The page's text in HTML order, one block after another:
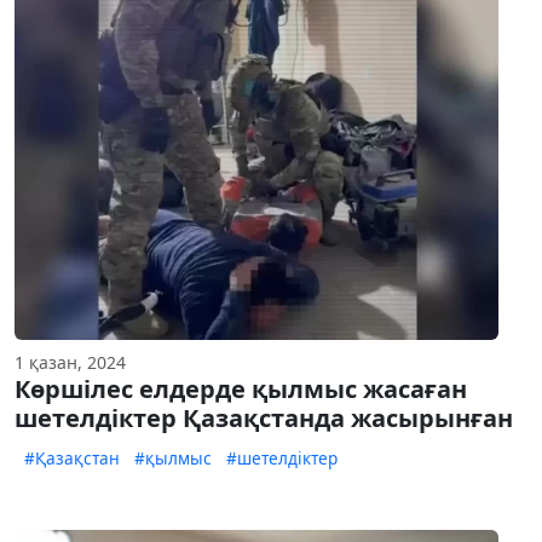
1 қазан, 2024
Көршілес елдерде қылмыс жасаған
шетелдіктер Қазақстанда жасырынған
#Қазақстан #қылмыс #шетелдіктер